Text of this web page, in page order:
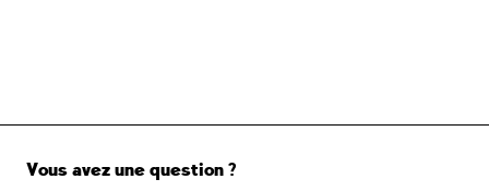
Vous avez une question ?